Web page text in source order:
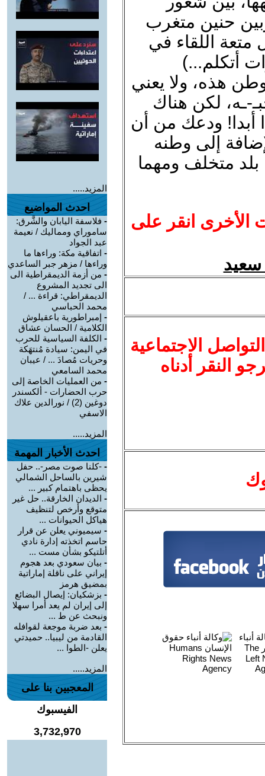
حنين متغرب
اللقاء في
أتكلم...)
هذه، ولا يعني
ـه، لكن هناك
ودعك من أن
إلى وطنه
بلد متخلف ومهما
الأخرى انقر على
الاجتماعية
النقر أدناه
المزيد.....
احدث المواضيع
- فلاسفة اليابان والشَّرق:
ساموراي ومماليك / نعيمة
عبد الجواد
- اتفاقية مكة: وراءها ما
وراءها / مزهر جبر الساعدي
- من أزمة الديمقراطية الى
الى تجديد المشروع
الديمقراطي: قراءة ... /
محمد الحباسي
- إمبراطورية باعقيلوش
الكلامية / الحسان عشاق
- الكلفة السياسية للحرب
في اليمن: سيادة مُنتهَكة
وحريات مُصادَ ... / عيبان
محمد السامعي
- من العمليات الخاصة إلى
حرب الحضارات - ألكسندر
دوغين (2) / نورالدين علاك
الاسفي
المزيد.....
احدث الأخبار المهمة
- -كلنا صوت مصر-.. حفل
شيرين بالساحل الشمالي
يحظى باهتمام كبير ...
- الديدان الخارقة.. حل غير
متوقع وأرخص لتنظيف
هياكل الحيوانات ...
- سيميوني يعلن عن قرار
حاسم اتخذته إدارة نادي
أتلتيكو بشأن مست ...
- بيان سعودي بعد هجوم
إيراني على ناقلة إماراتية
بمضيق هرمز
- بزشكيان: إيصال البضائع
إلى إيران لم يعد أمرا سهلا
ونبحث عن ط ...
- بعد ضربة موجعة لقوافله
القادمة من ليبيا.. حميدتي
يعلن -الطوا ...
المزيد.....
المعجبين بنا على
الفيسبوك
3,732,970